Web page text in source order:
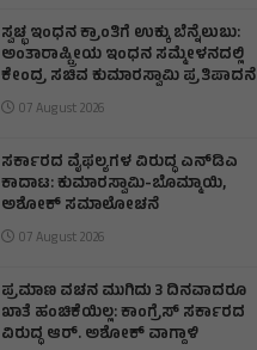
ಸ್ವಚ್ಛ ಇಂಧನ ಕ್ರಾಂತಿಗೆ ಉಕ್ಕು ಬೆನ್ನೆಲುಬು:
ಅಂತಾರಾಷ್ಟ್ರೀಯ ಇಂಧನ ಸಮ್ಮೇಳನದಲ್ಲಿ
ಕೇಂದ್ರ ಸಚಿವ ಕುಮಾರಸ್ವಾಮಿ ಪ್ರತಿಪಾದನೆ
07 August 2026
ಸರ್ಕಾರದ ವೈಫಲ್ಯಗಳ ವಿರುದ್ಧ ಎನ್‌ಡಿಎ
ಕಾದಾಟ: ಕುಮಾರಸ್ವಾಮಿ-ಬೊಮ್ಮಾಯಿ,
ಅಶೋಕ್ ಸಮಾಲೋಚನೆ
07 August 2026
ಪ್ರಮಾಣ ವಚನ ಮುಗಿದು 3 ದಿನವಾದರೂ
ಖಾತೆ ಹಂಚಿಕೆಯಿಲ್ಲ: ಕಾಂಗ್ರೆಸ್ ಸರ್ಕಾರದ
ವಿರುದ್ಧ ಆರ್‌. ಅಶೋಕ್ ವಾಗ್ದಾಳಿ